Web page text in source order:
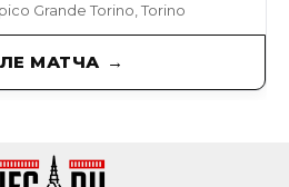
Grande Torino, Torino
МАТЧА